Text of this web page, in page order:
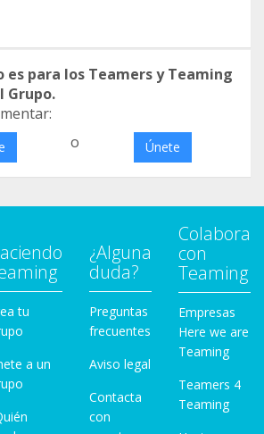
es para los Teamers y Teaming
Grupo.
o Únete
tu
a un
¿Alguna
duda?
Preguntas
frecuentes
Aviso legal
Contacta
con
Colabora
con
Teaming
Empresas
Here we are
Teaming
Teamers 4
Teaming